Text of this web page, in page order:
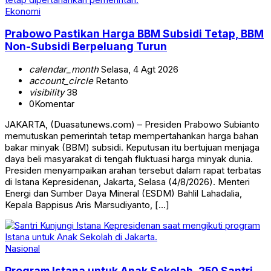
Ekonomi
Prabowo Pastikan Harga BBM Subsidi Tetap, BBM
Non-Subsidi Berpeluang Turun
calendar_monthSelasa, 4 Agt 2026
account_circleRetanto
visibility38
0Komentar
JAKARTA, (Duasatunews.com) – Presiden Prabowo Subianto
memutuskan pemerintah tetap mempertahankan harga bahan
bakar minyak (BBM) subsidi. Keputusan itu bertujuan menjaga
daya beli masyarakat di tengah fluktuasi harga minyak dunia.
Presiden menyampaikan arahan tersebut dalam rapat terbatas
di Istana Kepresidenan, Jakarta, Selasa (4/8/2026). Menteri
Energi dan Sumber Daya Mineral (ESDM) Bahlil Lahadalia,
Kepala Bappisus Aris Marsudiyanto, […]
Nasional